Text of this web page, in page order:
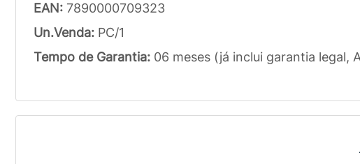
EAN: 7890000709323
Un.Venda: PC/1
Tempo de Garantia: 06 meses (já inclui garantia legal,